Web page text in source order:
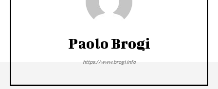
Paolo Brogi
https://www.brogi.info